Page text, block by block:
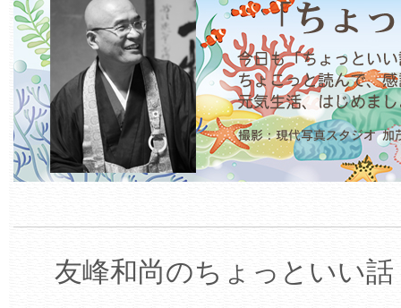
友峰和尚のちょっといい